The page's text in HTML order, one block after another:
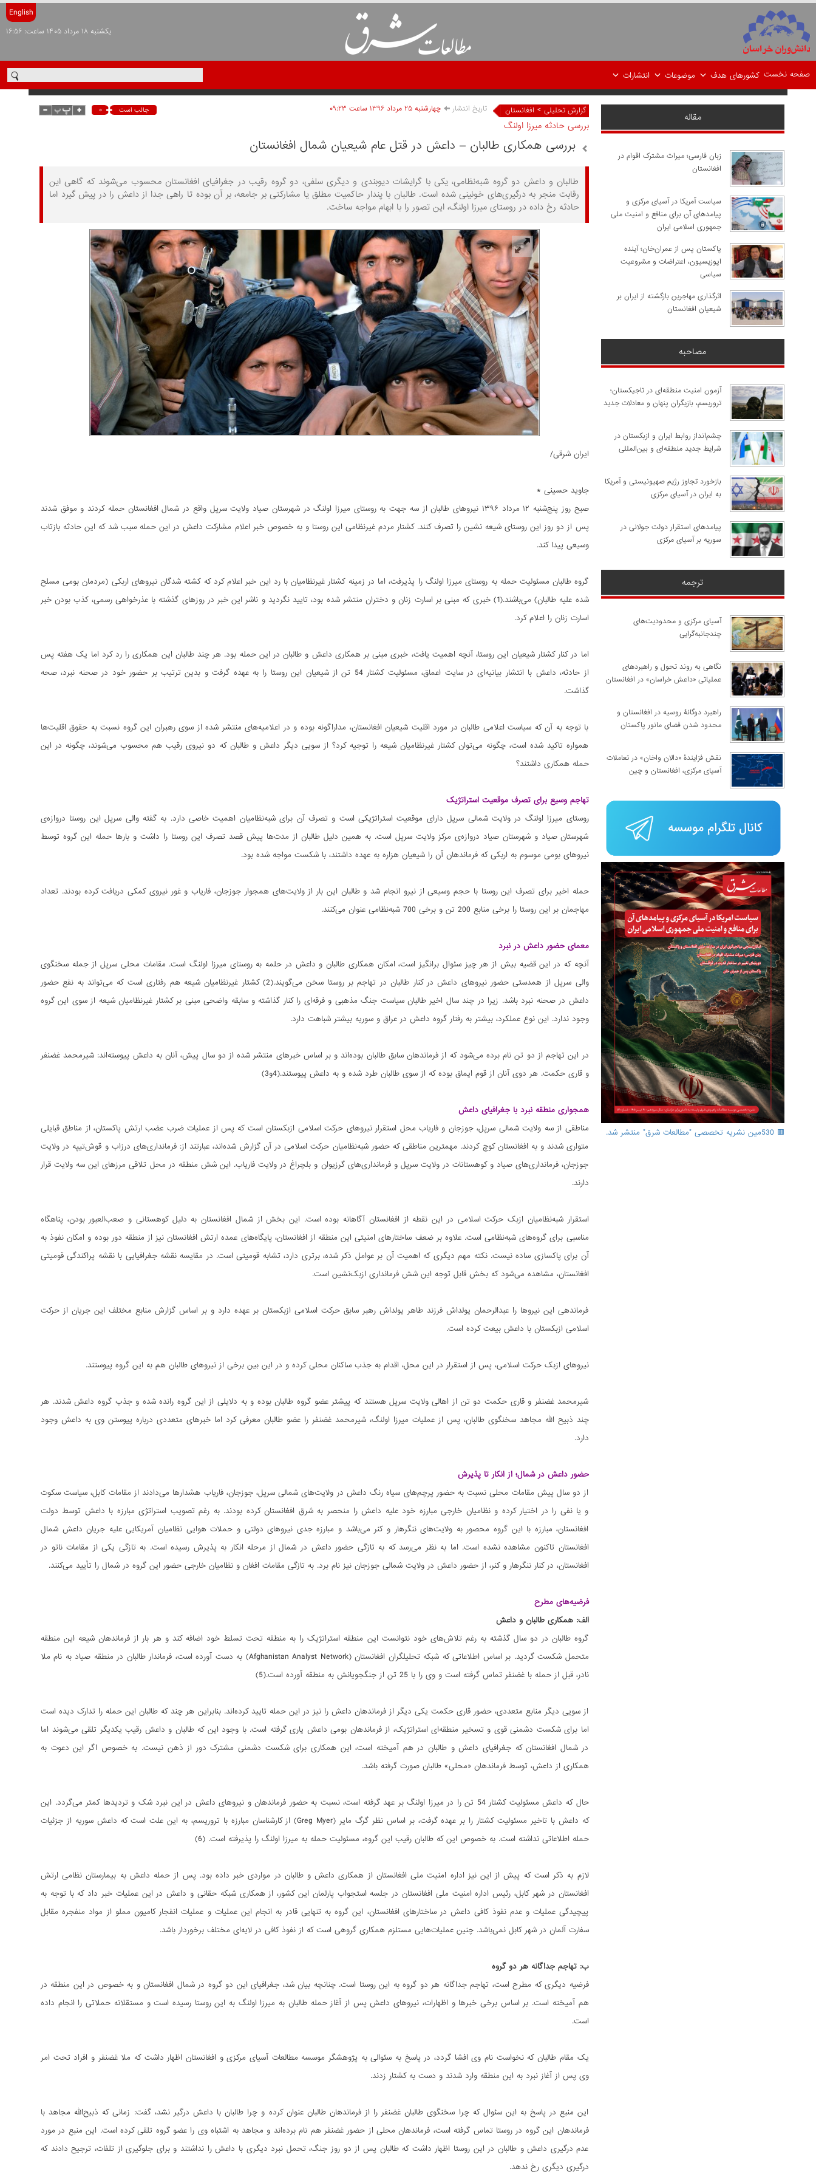
English
يکشنبه ۱۸ مرداد ۱۴۰۵ ساعت: ۱۶:۵۶
صفحه نخست کشورهای هدف موضوعات انتشارات
گزارش تحلیلی > افغانستان تاریخ انتشار چهارشنبه ۲۵ مرداد ۱۳۹۶ ساعت ۰۹:۲۳ جالب است ۰
بررسی حادثه میرزا اولنگ
بررسی همکاری طالبان – داعش در قتل عام شیعیان شمال افغانستان
طالبان و داعش دو گروه شبه‌نظامی، یکی با گرایشات دیوبندی و دیگری سلفی، دو گروه رقیب در جغرافیای افغانستان محسوب می‌شوند که گاهی این
رقابت منجر به درگیری‌های خونینی شده است. طالبان با پندار حاکمیت مطلق یا مشارکتی بر جامعه، بر آن بوده تا راهی جدا از داعش را در پیش گیرد اما
حادثه رخ داده در روستای میرزا اولنگ، این تصور را با ابهام مواجه ساخت.
ایران شرقی/
جاوید حسینی *
صبح روز پنج‌شنبه ۱۲ مرداد ۱۳۹۶ نیروهای طالبان از سه جهت به روستای میرزا اولنگ در شهرستان صیاد ولایت سرپل واقع در شمال افغانستان حمله کردند و موفق شدند
پس از دو روز این روستای شیعه نشین را تصرف کنند. کشتار مردم غیرنظامی این روستا و به خصوص خبر اعلام مشارکت داعش در این حمله سبب شد که این حادثه بازتاب
وسیعی پیدا کند.
گروه طالبان مسئولیت حمله به روستای میرزا اولنگ را پذیرفت، اما در زمینه کشتار غیرنظامیان با رد این خبر اعلام کرد که کشته شدگان نیروهای اربکی (مردمان بومی مسلح
شده علیه طالبان) می‌باشند.(1) خبری که مبنی بر اسارت زنان و دختران منتشر شده بود، تایید نگردید و ناشر این خبر در روزهای گذشته با عذرخواهی رسمی، کذب بودن خبر
اسارت زنان را اعلام کرد.
اما در کنار کشتار شیعیان این روستا، آنچه اهمیت یافت، خبری مبنی بر همکاری داعش و طالبان در این حمله بود. هر چند طالبان این همکاری را رد کرد اما یک هفته پس
از حادثه، داعش با انتشار بیانیه‌ای در سایت اعماق، مسئولیت کشتار 54 تن از شیعیان این روستا را به عهده گرفت و بدین ترتیب بر حضور خود در صحنه نبرد، صحه
گذاشت.
با توجه به آن که سیاست اعلامی طالبان در مورد اقلیت شیعیان افغانستان، مداراگونه بوده و در اعلامیه‌های منتشر شده از سوی رهبران این گروه نسبت به حقوق اقلیت‌ها
همواره تاکید شده است، چگونه می‌توان کشتار غیرنظامیان شیعه را توجیه کرد؟ از سویی دیگر داعش و طالبان که دو نیروی رقیب هم محسوب می‌شوند، چگونه در این
حمله همکاری داشتند؟
تهاجم وسیع برای تصرف موقعیت استراتژیک
روستای میرزا اولنگ در ولایت شمالی سرپل دارای موقعیت استراتژیکی است و تصرف آن برای شبه‌نظامیان اهمیت خاصی دارد. به گفته والی سرپل این روستا دروازه‌ی
شهرستان صیاد و شهرستان صیاد دروازه‌ی مرکز ولایت سرپل است. به همین دلیل طالبان از مدت‌ها پیش قصد تصرف این روستا را داشت و بارها حمله این گروه توسط
نیروهای بومی موسوم به اربکی که فرماندهان آن را شیعیان هزاره به عهده داشتند، با شکست مواجه شده بود.
حمله اخیر برای تصرف این روستا با حجم وسیعی از نیرو انجام شد و طالبان این بار از ولایت‌های همجوار جوزجان، فاریاب و غور نیروی کمکی دریافت کرده بودند. تعداد
مهاجمان بر این روستا را برخی منابع 200 تن و برخی 700 شبه‌نظامی عنوان می‌کنند.
معمای حضور داعش در نبرد
آنچه که در این قضیه بیش از هر چیز سئوال برانگیز است، امکان همکاری طالبان و داعش در حلمه به روستای میرزا اولنگ است. مقامات محلی سرپل از جمله سخنگوی
والی سرپل از همدستی حضور نیروهای داعش در کنار طالبان در تهاجم بر روستا سخن می‌گویند.(2) کشتار غیرنظامیان شیعه هم رفتاری است که می‌تواند به نفع حضور
داعش در صحنه نبرد باشد. زیرا در چند سال اخیر طالبان سیاست جنگ مذهبی و فرقه‌ای را کنار گذاشته و سابقه‌ واضحی مبنی بر کشتار غیرنظامیان شیعه از سوی این گروه
وجود ندارد. این نوع عملکرد، بیشتر به رفتار گروه داعش در عراق و سوریه بیشتر شباهت دارد.
در این تهاجم از دو تن نام برده می‌شود که از فرماندهان سابق طالبان بوده‌اند و بر اساس خبرهای منتشر شده از دو سال پیش، آنان به داعش پیوسته‌اند: شیرمحمد غضنفر
و قاری حکمت. هر دوی آنان از قوم ایماق بوده که از سوی طالبان طرد شده و به داعش پیوستند.(4و3)
همجواری منطقه نبرد با جغرافیای داعش
مناطقی از سه ولایت شمالی سرپل، جوزجان و فاریاب محل استقرار نیروهای حرکت اسلامی ازبکستان است که پس از عملیات ضرب عضب ارتش پاکستان، از مناطق قبایلی
متواری شدند و به افغانستان کوچ کردند. مهمترین مناطقی که حضور شبه‌نظامیان حرکت اسلامی در آن گزارش شده‌اند، عبارتند از: فرمانداری‌های درزاب و قوش‌تیپه در ولایت
جوزجان، فرمانداری‌های صیاد و کوهستانات در ولایت سرپل و فرمانداری‌های گرزیوان و بلچراغ در ولایت فاریاب. این شش منطقه در محل تلاقی مرزهای این سه ولایت قرار
دارند.
استقرار شبه‌نظامیان ازبک حرکت اسلامی در این نقطه از افغانستان آگاهانه بوده است. این بخش از شمال افغانستان به دلیل کوهستانی و صعب‌العبور بودن، پناهگاه
مناسبی برای گروه‌های شبه‌نظامی است. علاوه بر ضعف ساختارهای امنیتی این منطقه از افغانستان، پایگاه‌های عمده ارتش افغانستان نیز از منطقه دور بوده و امکان نفوذ به
آن برای پاکسازی ساده نیست. نکته مهم دیگری که اهمیت آن بر عوامل ذکر شده، برتری دارد، تشابه قومیتی است. در مقایسه نقشه جغرافیایی با نقشه پراکندگی قومیتی
افغانستان، مشاهده می‌شود که بخش قابل توجه این شش فرمانداری ازبک‌نشین است.
فرماندهی این نیروها را عبدالرحمان یولداش فرزند طاهر یولداش رهبر سابق حرکت اسلامی ازبکستان بر عهده دارد و بر اساس گزارش منابع مختلف این جریان از حرکت
اسلامی ازبکستان با داعش بیعت کرده‌ است.
نیروهای ازبک حرکت اسلامی، پس از استقرار در این محل، اقدام به جذب ساکنان محلی کرده و در این بین برخی از نیروهای طالبان هم به این گروه پیوستند.
شیرمحمد غضنفر و قاری حکمت دو تن از اهالی ولایت سرپل هستند که پیشتر عضو گروه طالبان بوده و به دلایلی از این گروه رانده شده و جذب گروه داعش شدند. هر
چند ذبیح الله مجاهد سخنگوی طالبان، پس از عملیات میرزا اولنگ، شیرمحمد غضنفر را عضو طالبان معرفی کرد اما خبرهای متعددی درباره پیوستن وی به داعش وجود
دارد.
حضور داعش در شمال؛ از انکار تا پذیرش
از دو سال پیش مقامات محلی نسبت به حضور پرچم‌های سیاه رنگ داعش در ولایت‌های شمالی سرپل، جوزجان، فاریاب هشدارها می‌دادند از مقامات کابل، سیاست سکوت
و یا نفی را در اختیار کرده و نظامیان خارجی مبارزه خود علیه داعش را منحصر به شرق افغانستان کرده بودند. به رغم تصویب استراتژی مبارزه با داعش توسط دولت
افغانستان، مبارزه با این گروه محصور به ولایت‌های ننگرهار و کنر می‌باشد و مبارزه جدی نیروهای دولتی و حملات هوایی نظامیان آمریکایی علیه جریان داعش شمال
افغانستان تاکنون مشاهده نشده است. اما به نظر می‌رسد که به تازگی حضور داعش در شمال از مرحله انکار به پذیرش رسیده است. به تازگی یکی از مقامات ناتو در
افغانستان، در کنار ننگرهار و کنر، از حضور داعش در ولایت شمالی جوزجان نیز نام برد. به تازگی مقامات افغان و نظامیان خارجی حضور این گروه در شمال را تأیید می‌کنند.
فرضیه‌های مطرح
الف: همکاری طالبان و داعش
گروه طالبان در دو سال گذشته به رغم تلاش‌های خود نتوانست این منطقه استراتژیک را به منطقه تحت تسلط خود اضافه کند و هر بار از فرماندهان شیعه این منطقه
متحمل شکست گردید. بر اساس اطلاعاتی که شبکه تحلیلگران افغانستان (Afghanistan Analyst Network) به دست آورده است، فرماندار طالبان در منطقه صیاد به نام ملا
نادر، قبل از حمله با غضنفر تماس گرفته است و وی را با 25 تن از جنگجویانش به منطقه آورده است.(5)
از سویی دیگر منابع متعددی، حضور قاری حکمت یکی دیگر از فرماندهان داعش را نیز در این حمله تایید کرده‌اند. بنابراین هر چند که طالبان این حمله را تدارک دیده است
اما برای شکست دشمنی قوی و تسخیر منطقه‌ای استراتژیک، از فرماندهان بومی داعش یاری گرفته است. با وجود این که طالبان و داعش رقیب یکدیگر تلقی می‌شوند اما
در شمال افغانستان که جغرافیای داعش و طالبان در هم آمیخته است، این همکاری برای شکست دشمنی مشترک دور از ذهن نیست. به خصوص اگر این دعوت به
همکاری از داعش، توسط فرماندهان «محلی» طالبان صورت گرفته باشد.
حال که داعش مسئولیت کشتار 54 تن را در میرزا اولنگ بر عهد گرفته است، نسبت به حضور فرماندهان و نیروهای داعش در این نبرد شک و تردیدها کمتر می‌گردد. این
که داعش با تاخیر مسئولیت کشتار را بر عهده گرفت، بر اساس نظر گرگ مایر (Greg Myer) از کارشناسان مبارزه با تروریسم، به این علت است که داعش سوریه از جزئیات
حمله اطلاعاتی نداشته است. به خصوص این که طالبان رقیب این گروه، مسئولیت حمله به میرزا اولنگ را پذیرفته است. (6)
لازم به ذکر است که پیش از این نیز اداره امنیت ملی افغانستان از همکاری داعش و طالبان در مواردی خبر داده بود. پس از حمله داعش به بیمارستان نظامی ارتش
افغانستان در شهر کابل، رئیس اداره امنیت ملی افغانستان در جلسه استجواب پارلمان این کشور، از همکاری شبکه حقانی و داعش در این عملیات خبر داد که با توجه به
پیچیدگی عملیات و عدم نفوذ کافی داعش در ساختارهای افغانستان، این گروه به تنهایی قادر به انجام این عملیات و عملیات انفجار کامیون مملو از مواد منفجره مقابل
سفارت آلمان در شهر کابل نمی‌باشد. چنین عملیات‌هایی مستلزم همکاری گروهی است که از نفوذ کافی در لایه‌ای مختلف برخوردار باشد.
ب: تهاجم جداگانه هر دو گروه
فرضیه دیگری که مطرح است، تهاجم جداگانه هر دو گروه به این روستا است. چنانچه بیان شد، جغرافیای این دو گروه در شمال افغانستان و به خصوص در این منطقه در
هم آمیخته است. بر اساس برخی خبرها و اظهارات، نیروهای داعش پس از آغاز حمله طالبان به میرزا اولنگ به این روستا رسیده است و مستقلانه حملاتی را انجام داده
است.
یک مقام طالبان که نخواست نام وی افشا گردد، در پاسخ به سئوالی به پژوهشگر موسسه مطالعات آسیای مرکزی و افغانستان اظهار داشت که ملا غضنفر و افراد تحت امر
وی پس از آغاز نبرد به این منطقه وارد شدند و دست به کشتار زدند.
این منبع در پاسخ به این سئوال که چرا سخنگوی طالبان غضنفر را از فرماندهان طالبان عنوان کرده و چرا طالبان با داعش درگیر نشد، گفت: زمانی که ذبیح‌الله مجاهد با
فرماندهان این گروه در روستا تماس گرفته است، فرماندهان محلی از حضور غضنفر هم نام برده‌اند و مجاهد به اشتباه وی را عضو گروه تلقی کرده است. این منبع در مورد
عدم درگیری داعش و طالبان در این روستا اظهار داشت که طالبان پس از دو روز جنگ، تحمل نبرد دیگری با داعش را نداشتند و برای جلوگیری از تلفات، ترجیح دادند که
درگیری دیگری رخ ندهد.
مقاله
زبان فارسی؛ میراث مشترک اقوام در
افغانستان
سیاست آمریکا در آسیای مرکزی و
پیامدهای آن برای منافع و امنیت ملی
جمهوری اسلامی ایران
پاکستان پس از عمران‌خان؛ آینده
اپوزیسیون، اعتراضات و مشروعیت
سیاسی
اثرگذاری مهاجرین بازگشته از ایران بر
شیعیان افغانستان
مصاحبه
آزمون امنیت منطقه‌ای در تاجیکستان؛
تروریسم، بازیگران پنهان و معادلات جدید
چشم‌انداز روابط ایران و ازبکستان در
شرایط جدید منطقه‌ای و بین‌المللی
​بازخورد تجاوز رژیم صهیونیستی و آمریکا
به ایران در آسیای مرکزی
پیامدهای استقرار دولت جولانی در
سوریه بر آسیای مرکزی
ترجمه
آسیای مرکزی و محدودیت‌های
چندجانبه‌گرایی
نگاهی به روند تحول و راهبردهای
عملیاتی «داعش خراسان» در افغانستان
راهبرد دوگانۀ روسیه در افغانستان و
محدود شدن فضای مانور پاکستان
نقش فزایندۀ «دالان واخان» در تعاملات
آسیای مرکزی، افغانستان و چین
🟥 530مین نشریه تخصصی "مطالعات شرق" منتشر شد.